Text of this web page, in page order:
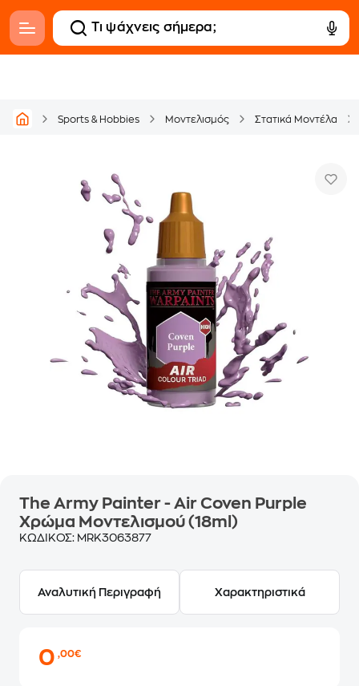
Sports & Hobbies Μοντελισμός Στατικά Μοντέλα
The Army Painter - Air Coven Purple
Χρώμα Μοντελισμού (18ml)
ΚΩΔΙΚΟΣ: MRK3063877
Αναλυτική Περιγραφή Χαρακτηριστικά
0,00€